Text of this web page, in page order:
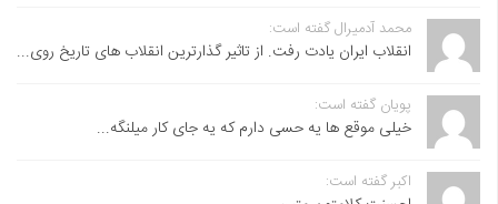
محمد آدمیرال گفته است:
انقلاب ایران یادت رفت. از تاثیر گذارترین انقلاب های تاریخ روی...
پویان گفته است:
خیلی موقع ها یه حسی دارم که یه جای کار میلنگه...
اکبر گفته است: